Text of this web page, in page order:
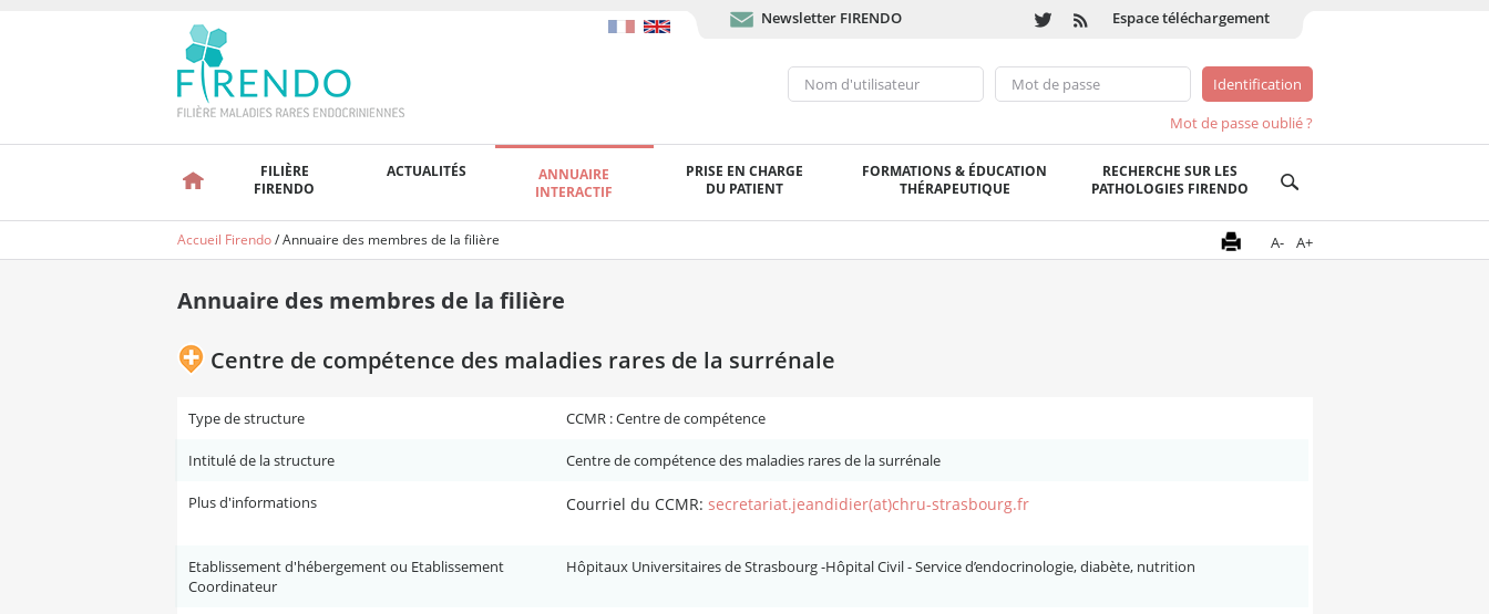
Newsletter FIRENDO Espace téléchargement
Mot de passe oublié ?
FILIÈRE
FIRENDO
ACTUALITÉS
ANNUAIRE
INTERACTIF
PRISE EN CHARGE
DU PATIENT
FORMATIONS & ÉDUCATION
THÉRAPEUTIQUE
RECHERCHE SUR LES
PATHOLOGIES FIRENDO
Accueil Firendo/Annuaire des membres de la filière A- A+
Annuaire des membres de la filière
Centre de compétence des maladies rares de la surrénale
Type de structure CCMR : Centre de compétence
Intitulé de la structure Centre de compétence des maladies rares de la surrénale
Plus d'informations Courriel du CCMR: secretariat.jeandidier(at)chru-strasbourg.fr
Etablissement d'hébergement ou Etablissement
Coordinateur
Hôpitaux Universitaires de Strasbourg -Hôpital Civil - Service d’endocrinologie, diabète, nutrition